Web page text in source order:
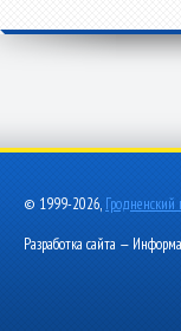
© 1999-2026,
Разработка сайта —